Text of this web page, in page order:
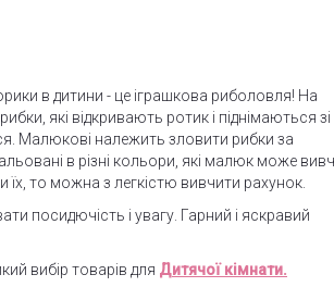
в дитини - це іграшкова риболовля! На
які відкривають ротик і піднімаються зі
Малюкові належить зловити рибки за
в різні кольори, які малюк може
їх, то можна з легкістю вивчити рахунок.
посидючість і увагу. Гарний і яскравий
вибір товарів для Дитячої кімнати.